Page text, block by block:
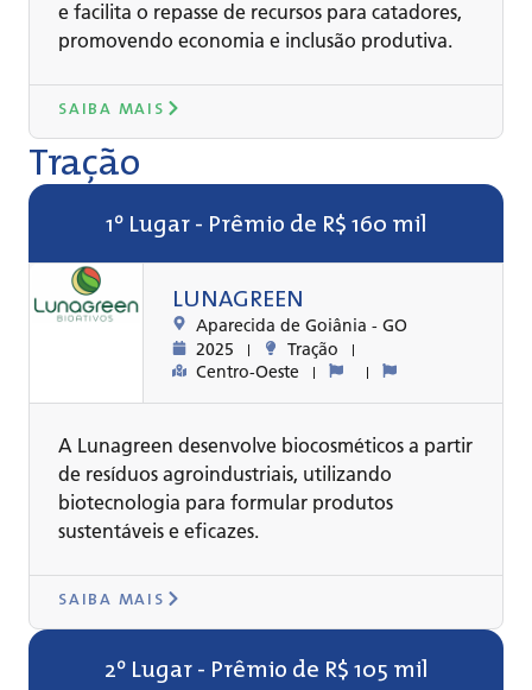
e facilita o repasse de recursos para catadores,
promovendo economia e inclusão produtiva.
SAIBA MAIS
Tração
1º Lugar - Prêmio de R$ 160 mil
LUNAGREEN
Aparecida de Goiânia - GO
2025
Tração
Centro-Oeste
A Lunagreen desenvolve biocosméticos a partir
de resíduos agroindustriais, utilizando
biotecnologia para formular produtos
sustentáveis e eficazes.
SAIBA MAIS
2º Lugar - Prêmio de R$ 105 mil